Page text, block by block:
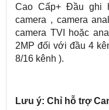
Cao Cấp+ Đầu ghi
camera , camera
camera TVI hoặc
2MP đối với đầu 4
8/16 kênh ).
Lưu ý: Chỉ hỗ trợ